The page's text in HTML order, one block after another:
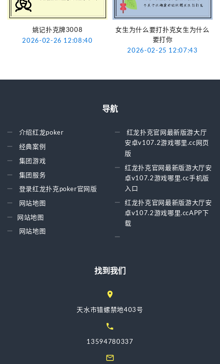
姚记扑克牌3008
2026-02-26 12:08:40
女生为什么要打扑克女生为什么
要打你
2026-02-25 12:07:43
导航
介绍红龙poker
经典案例
集团游戏
集团服务
登录红龙扑克poker官网版
网站地图
网站地图
网站地图
红龙扑克官网最新版游大厅
安卓v107.2游戏哪里.cc网页
版
红龙扑克官网最新版游大厅安
卓v107.2游戏哪里.cc手机版
入口
红龙扑克官网最新版游大厅安
卓v107.2游戏哪里.ccAPP下
载
找到我们
天水市错螺禁地403号
13594780337